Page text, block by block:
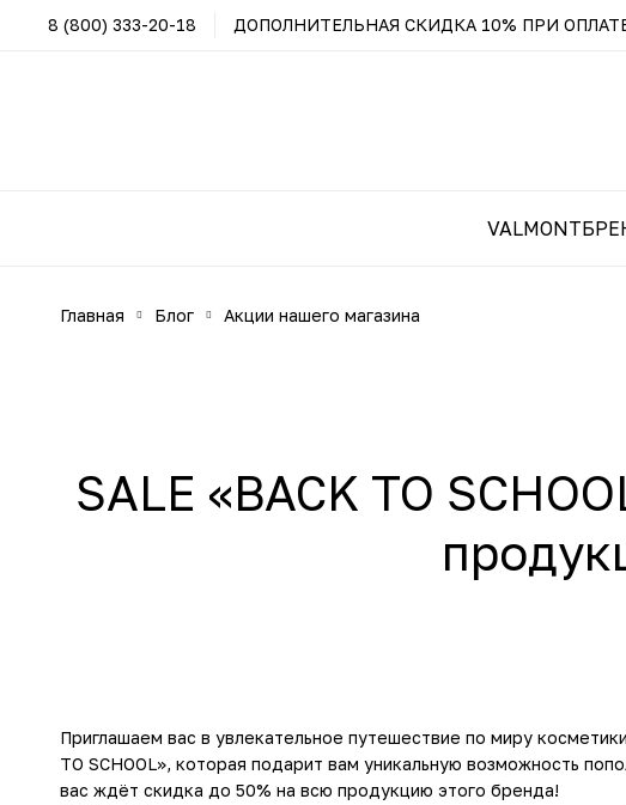
8 (800) 333-20-18 ДОПОЛНИТЕЛЬНАЯ СКИДКА 10% ПРИ
VALMONT
главная блог акции нашего магазина
SALE «BACK TO
Приглашаем вас в увлекательное путешествие по миру
TO SCHOOL», которая подарит вам уникальную возможность
вас ждёт скидка до 50% на всю продукцию этого бренда!